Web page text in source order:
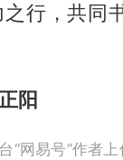
行，共同
阳
“网易号”作者